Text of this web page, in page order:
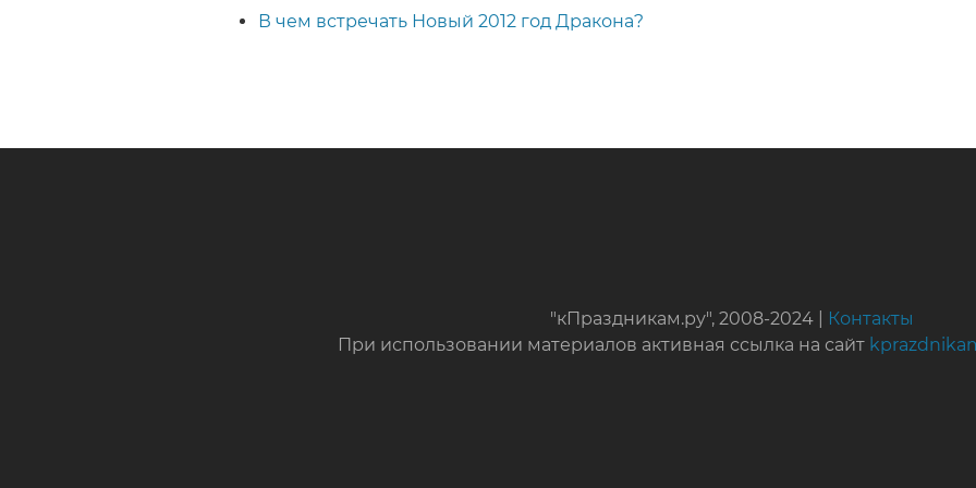
В чем встречать Новый 2012 год Дракона?
"кПраздникам.ру", 2008-2024 |
Контакты
При использовании материалов активная ссылка на сайт